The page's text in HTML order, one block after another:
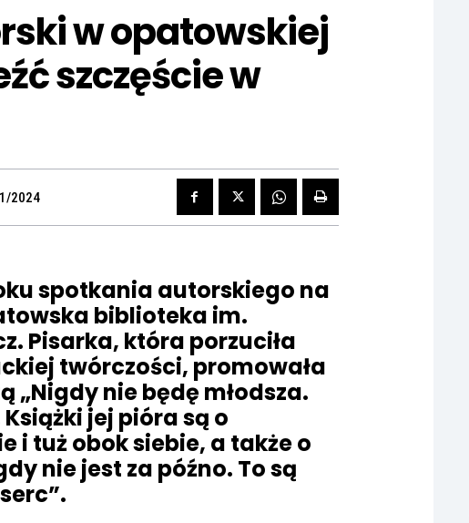
w opatowskiej
szczęście w
2024
spotkania autorskiego na
biblioteka im.
Pisarka, która porzuciła
twórczości, promowała
„Nigdy nie będę młodsza.
jej pióra są o
i tuż obok siebie, a także o
nie jest za późno. To są